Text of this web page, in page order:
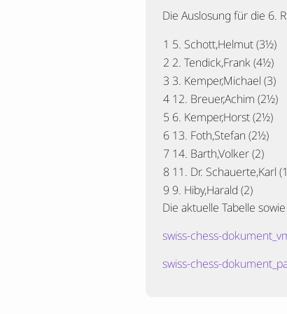
Die Auslosung für die 6.
1 5. Schott,Helmut (3½)
2 2. Tendick,Frank (4½)
3 3. Kemper,Michael (3)
4 12. Breuer,Achim (2½)
5 6. Kemper,Horst (2½)
6 13. Foth,Stefan (2½)
7 14. Barth,Volker (2)
8 11. Dr. Schauerte,Karl
9 9. Hiby,Harald (2)
Die aktuelle Tabelle
swiss-chess-
swiss-chess-